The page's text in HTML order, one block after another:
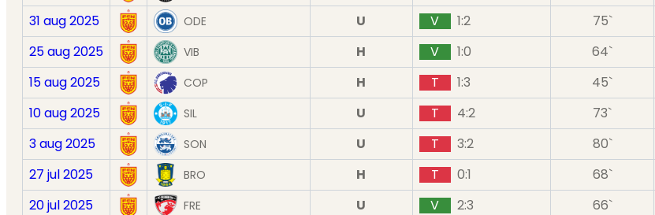
31 aug 2025 ODE U V 1:2 75`
25 aug 2025 VIB H V 1:0 64`
15 aug 2025 COP H T 1:3 45`
10 aug 2025 SIL U T 4:2 73`
3 aug 2025 SON U T 3:2 80`
27 jul 2025 BRO H T 0:1 68`
20 jul 2025 FRE U V 2:3 66`